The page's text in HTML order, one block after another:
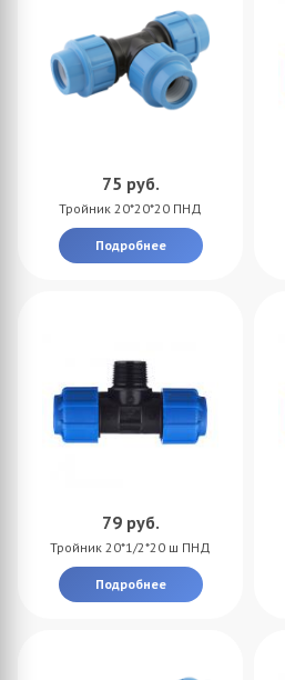
75 руб.
Тройник 20*20*20 ПНД
Подробнее
79 руб.
Тройник 20*1/2*20 ш ПНД
Подробнее